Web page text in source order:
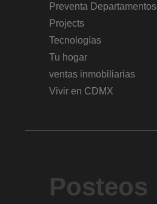
Preventa Departamentos
Projects
Tecnologías
Tu hogar
ventas inmobiliarias
Vivir en CDMX
Posteos